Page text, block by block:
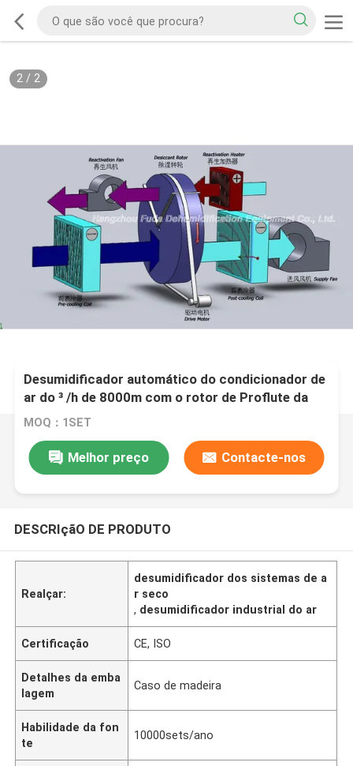
2/ 2
Desumidificador automático do condicionador de
ar do ³ /h de 8000m com o rotor de Proflute da
Suécia
MOQ：1SET
Melhor preço Contacte-nos
DESCRIçãO DE PRODUTO
Realçar:
desumidificador dos sistemas de a
r seco
, desumidificador industrial do ar
Certificação CE, ISO
Detalhes da emba
lagem
Caso de madeira
Habilidade da fon
te
10000sets/ano